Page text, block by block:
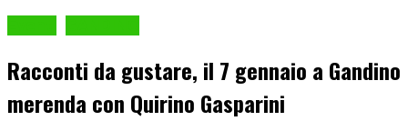
Racconti da gustare, il 7 gennaio a Gandino
merenda con Quirino Gasparini